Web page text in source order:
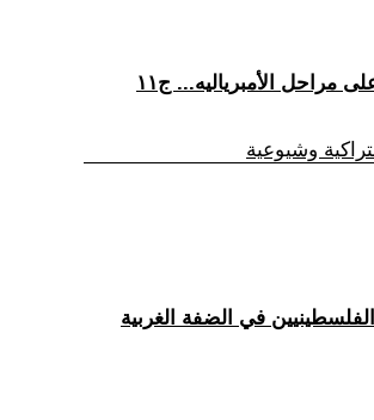
وشيوعية
الفلسطينيين في الضفة الغربية